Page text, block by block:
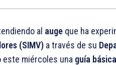
al auge que ha
(SIMV) a través de su
este miércoles una guía básica